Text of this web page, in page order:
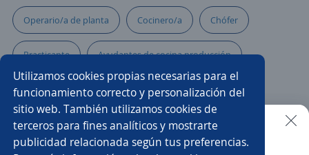
Operario/a de planta Cocinero/a Chófer
Practicante Ayudantes de cocina producción
Operador/a Soldador/a
Auxiliar contable y administrativo Especialistas
Buscar es más fácil en la app
Utilizamos cookies propias necesarias para el
funcionamiento correcto y personalización del
sitio web. También utilizamos cookies de
terceros para fines analíticos y mostrarte
publicidad relacionada según tus preferencias.